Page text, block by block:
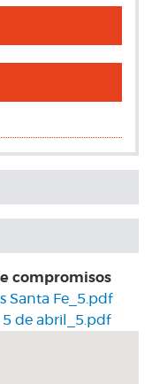
compromisos
Santa Fe_5.pdf
de abril_5.pdf